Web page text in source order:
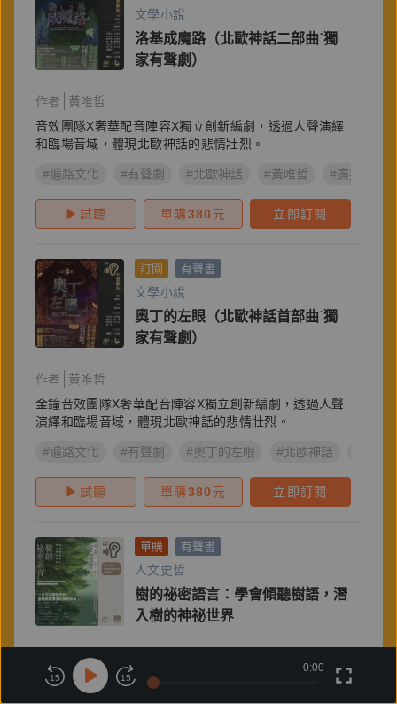
文學小說
洛基成魔路（北歐神話二部曲˙獨
家有聲劇）
作者
黃唯哲
音效團隊X奢華配音陣容X獨立創新編劇，透過人聲演繹
和臨場音域，體現北歐神話的悲情壯烈。
#遍路文化 #有聲劇 #北歐神話 #黃唯哲 #廣播劇
試聽 單購380 元 立即訂閱
訂閱 有聲書
文學小說
奧丁的左眼（北歐神話首部曲˙獨
家有聲劇）
作者
黃唯哲
金鐘音效團隊X奢華配音陣容X獨立創新編劇，透過人聲
演繹和臨場音域，體現北歐神話的悲情壯烈。
#遍路文化 #有聲劇 #奧丁的左眼 #北歐神話
試聽 單購380 元 立即訂閱
單購 有聲書
人文史哲
樹的祕密語言：學會傾聽樹語，潛
入樹的神祕世界
彼得‧渥雷本
譯者
陳怡欣
15 15
0:00